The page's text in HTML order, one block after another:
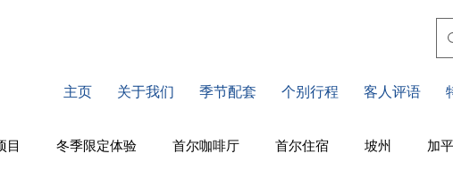
主页 关于我们 季节配套 个别行程 客人评语
目 冬季限定体验 首尔咖啡厅 首尔住宿 坡州 加平